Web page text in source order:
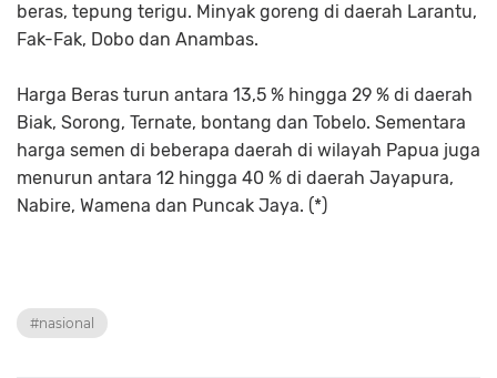
beras, tepung terigu. Minyak goreng di daerah Larantu,
Fak-Fak, Dobo dan Anambas.
Harga Beras turun antara 13,5 % hingga 29 % di daerah
Biak, Sorong, Ternate, bontang dan Tobelo. Sementara
harga semen di beberapa daerah di wilayah Papua juga
menurun antara 12 hingga 40 % di daerah Jayapura,
Nabire, Wamena dan Puncak Jaya. (*)
#nasional